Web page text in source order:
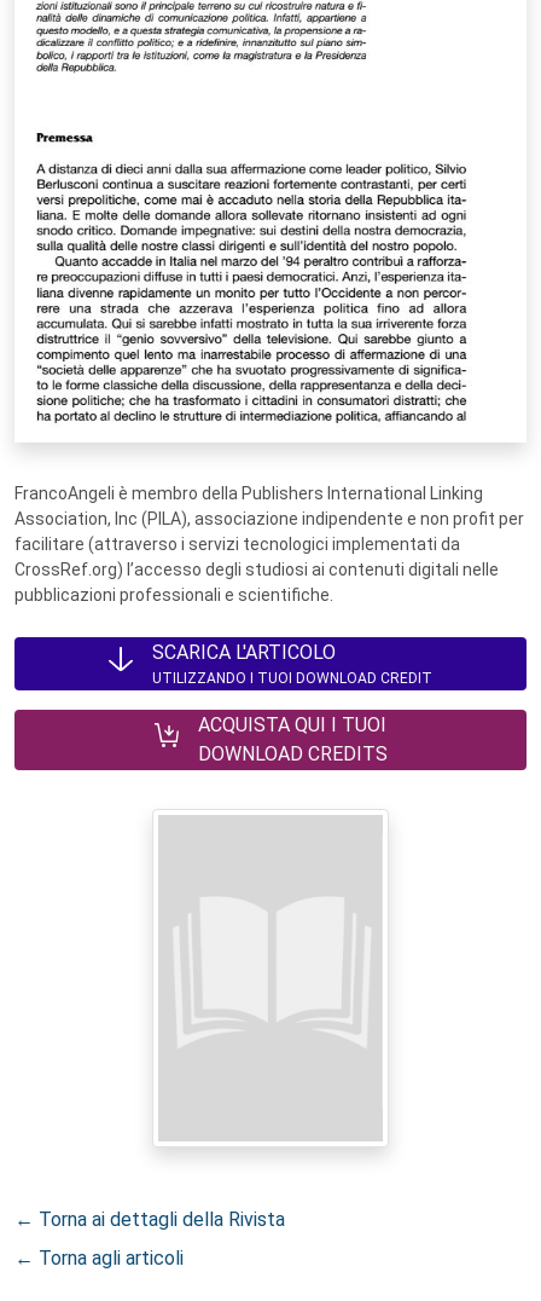
FrancoAngeli è membro della Publishers International Linking
Association, Inc (PILA), associazione indipendente e non profit per
facilitare (attraverso i servizi tecnologici implementati da
CrossRef.org) l’accesso degli studiosi ai contenuti digitali nelle
pubblicazioni professionali e scientifiche.
SCARICA L'ARTICOLO
UTILIZZANDO I TUOI DOWNLOAD CREDIT
ACQUISTA QUI I TUOI
DOWNLOAD CREDITS
← Torna ai dettagli della Rivista
← Torna agli articoli